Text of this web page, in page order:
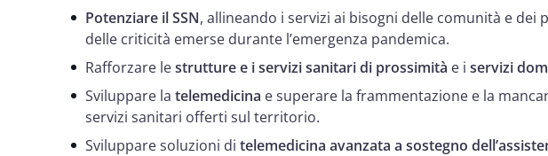
Potenziare il SSN, allineando i servizi ai bisogni delle comunità e dei
delle criticità emerse durante l’emergenza pandemica.
Rafforzare lestrutture e i servizi sanitari di prossimità e i servizi
Sviluppare la telemedicina e superare la frammentazione e la
servizi sanitari offerti sul territorio.
Sviluppare soluzioni di telemedicina avanzata a sostegno